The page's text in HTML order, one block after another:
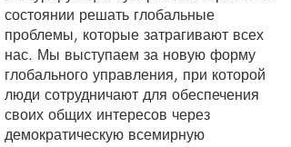
состоянии решать глобальные
проблемы, которые затрагивают всех
нас. Мы выступаем за новую форму
глобального управления, при которой
люди сотрудничают для обеспечения
своих общих интересов через
демократическую всемирную